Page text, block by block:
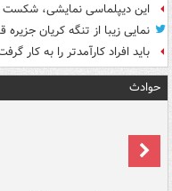
این دیپلماسی نمایشی،
نمایی زیبا از تنگه کریان
باید افراد کارآمدتر را به کار
حوادث